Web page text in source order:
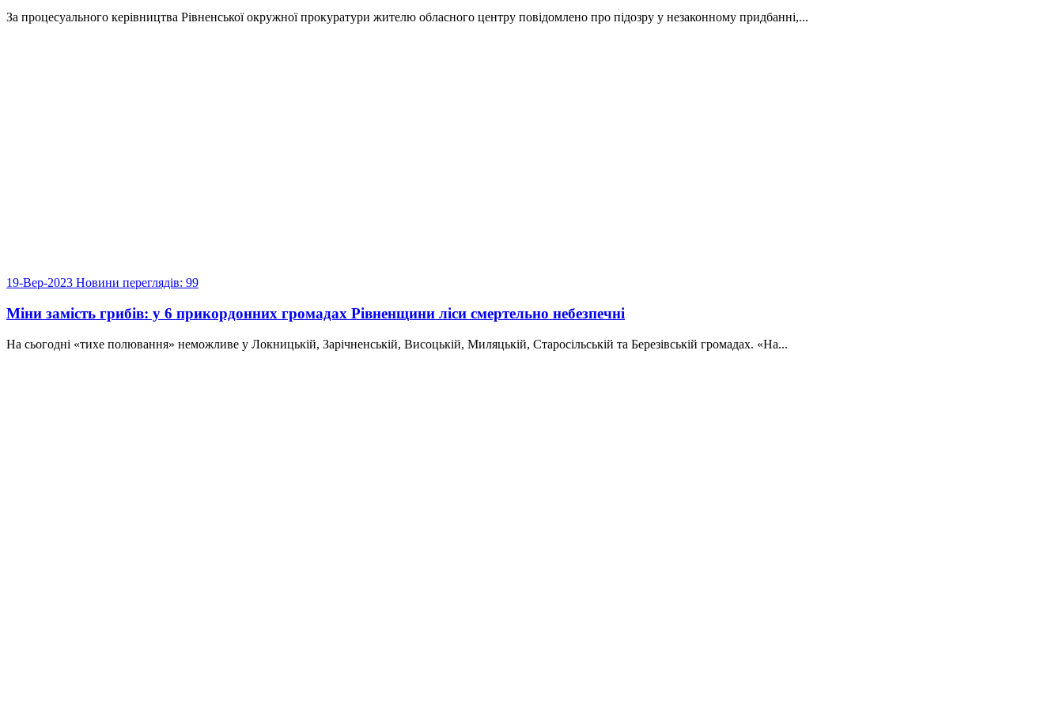
За процесуального керівництва Рівненської окружної прокуратури жителю обласного центру повідомлено про підозру у незаконному придбанні,...
19-Вер-2023 Новини переглядів: 99
Міни замість грибів: у 6 прикордонних громадах Рівненщини ліси смертельно небезпечні
На сьогодні «тихе полювання» неможливе у Локницькій, Зарічненській, Висоцькій, Миляцькій, Старосільській та Березівській громадах. «На...